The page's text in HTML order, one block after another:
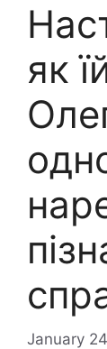
як
January